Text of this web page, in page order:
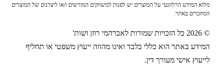
מלוא המידע הרלוונטי על המוצרים יש לפנות למשווקים המורשים ו/או ליצרנים של המוצרים
המוזכרים באתר.
© 2026 כל הזכויות שמורות לאברהמי רוזן ושות'
המידע באתר הוא כללי בלבד ואינו מהווה ייעוץ משפטי או תחליף
לייעוץ אישי מעורך דין.